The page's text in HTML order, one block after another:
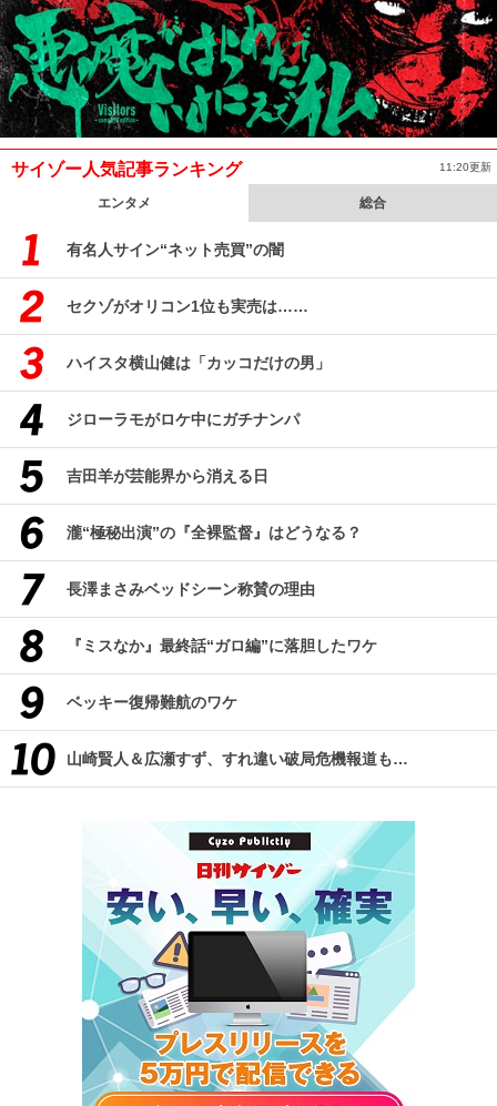
サイゾー人気記事ランキング 11:20更新
エンタメ 総合
有名人サイン“ネット売買”の闇
セクゾがオリコン1位も実売は……
ハイスタ横山健は「カッコだけの男」
ジローラモがロケ中にガチナンパ
吉田羊が芸能界から消える日
瀧“極秘出演”の『全裸監督』はどうなる？
長澤まさみベッドシーン称賛の理由
『ミスなか』最終話“ガロ編”に落胆したワケ
ベッキー復帰難航のワケ
山崎賢人＆広瀬すず、すれ違い破局危機報道も…